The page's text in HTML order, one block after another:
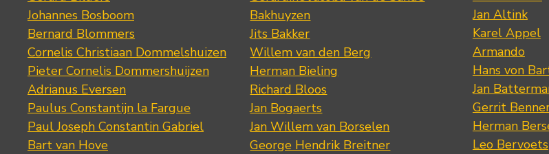
Johannes Bosboom
Bernard Blommers
Cornelis Christiaan Dommelshuizen
Pieter Cornelis Dommershuijzen
Adrianus Eversen
Paulus Constantijn la Fargue
Paul Joseph Constantin Gabriel
Bart van Hove
Bakhuyzen
Jits Bakker
Willem van den Berg
Herman Bieling
Richard Bloos
Jan Bogaerts
Jan Willem van Borselen
George Hendrik Breitner
Jan Altink
Karel Appel
Armando
Hans von
Jan
Gerrit
Herman
Leo Bervoets